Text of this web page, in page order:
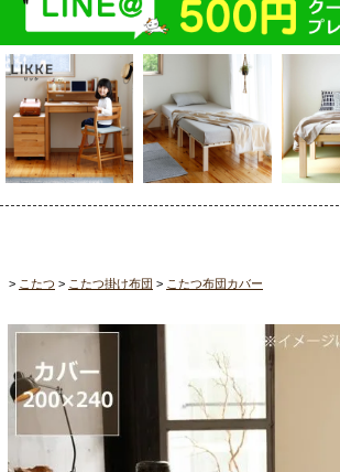
こたつ こたつ掛け布団 こたつ布団カバー